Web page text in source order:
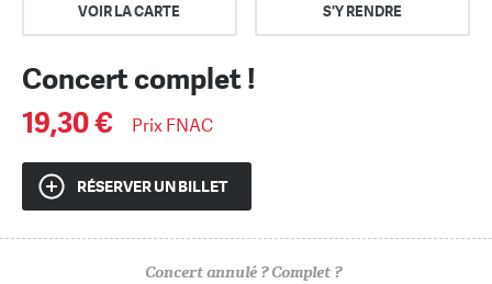
VOIR LA CARTE S'Y RENDRE
Concert complet !
19,30 €
Prix FNAC
RÉSERVER UN BILLET
Concert annulé ? Complet ?